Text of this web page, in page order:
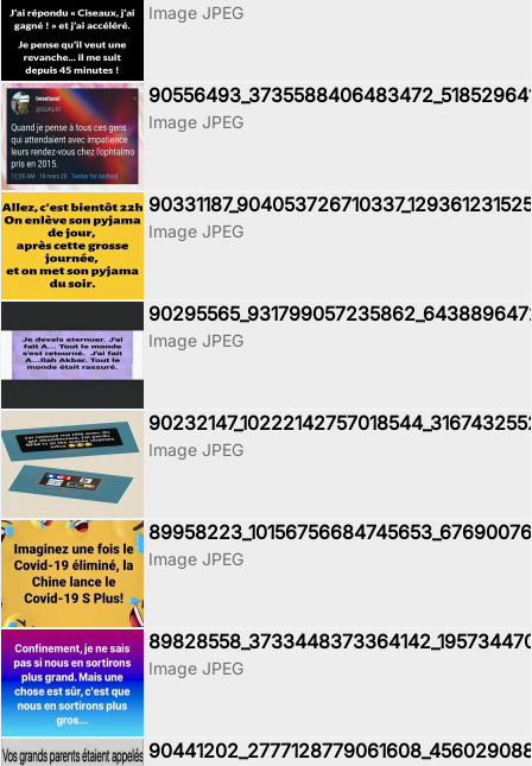
Image JPEG
Image JPEG
Image JPEG
Image JPEG
Image JPEG
Image JPEG
Image JPEG